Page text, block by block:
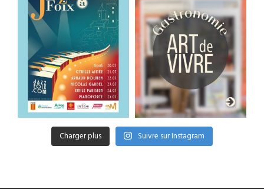
Charger plus Suivre sur Instagram